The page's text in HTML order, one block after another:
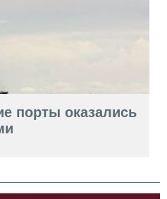
порты оказались